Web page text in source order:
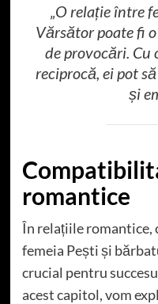
„O relație între
Vărsător poate fi
de provocări. Cu
reciprocă, ei pot
și
romantice
În relațiile
femeia Pești și
crucial pentru
acest capitol, vom